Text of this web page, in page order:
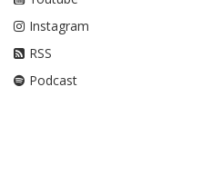
Instagram
RSS
Podcast